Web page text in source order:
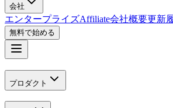
会社
エンタープライズAffiliate会社概要更新
無料で始める
プロダクト